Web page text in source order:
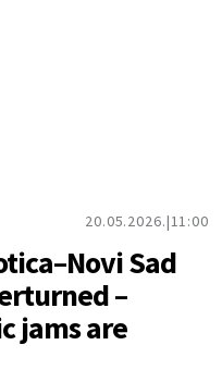
20.05.2026. 11:00
Sad
–
jams are